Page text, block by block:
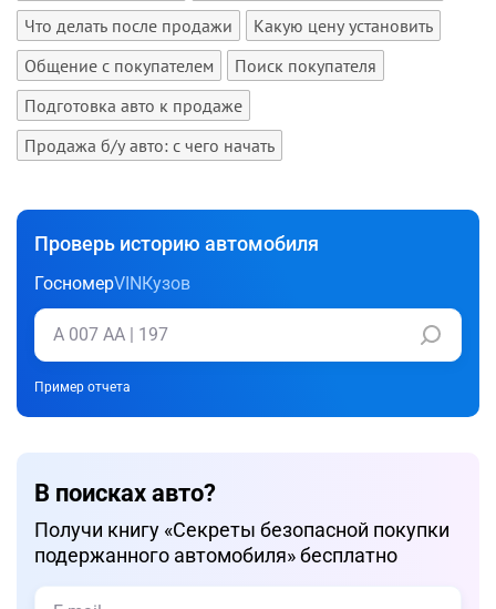
Что делать после продажи
Какую цену установить
Общение с покупателем
Поиск покупателя
Подготовка авто к продаже
Продажа б/у авто: с чего начать
Проверь историю автомобиля
ГосномерVINКузов
Пример отчета
В поисках авто?
Получи книгу «Cекреты безопасной покупки
подержанного автомобиля» бесплатно